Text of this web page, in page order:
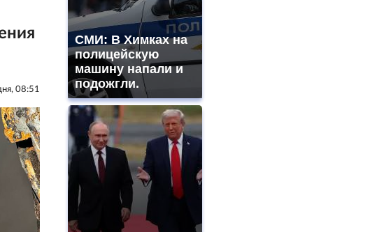
08:51
СМИ: В Химках на
полицейскую
машину напали и
подожгли.